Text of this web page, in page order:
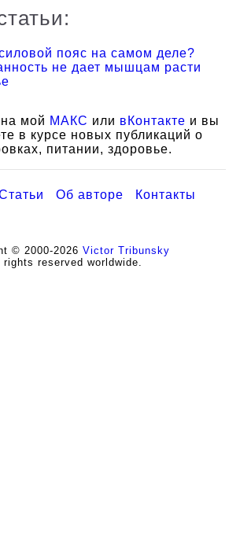
пояс на самом деле?
не дает мышцам расти
мой МАКС или вКонтакте и вы
в курсе новых публикаций о
питании, здоровье.
Об авторе Контакты
© 2000-2026 Victor Tribunsky
rights reserved worldwide.